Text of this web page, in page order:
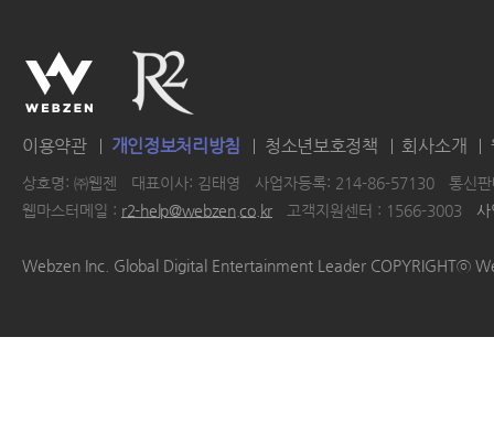
이용약관 개인정보처리방침 청소년보호정책 회사소개
상호명: ㈜웹젠 대표이사: 김태영 사업자등록: 214-86-57130
통신
웹마스터메일 : r2-help@webzen.co.kr 고객지원센터 : 1566-3003
Webzen Inc. Global Digital Entertainment Leader COPYRIGHTⓒ